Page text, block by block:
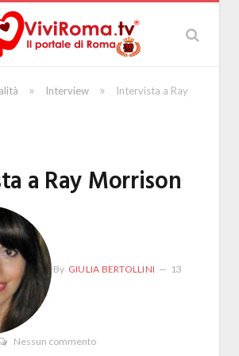
» Interview »
Intervista a Ray
a Ray Morrison
By GIULIA BERTOLLINI 13
Nessun commento